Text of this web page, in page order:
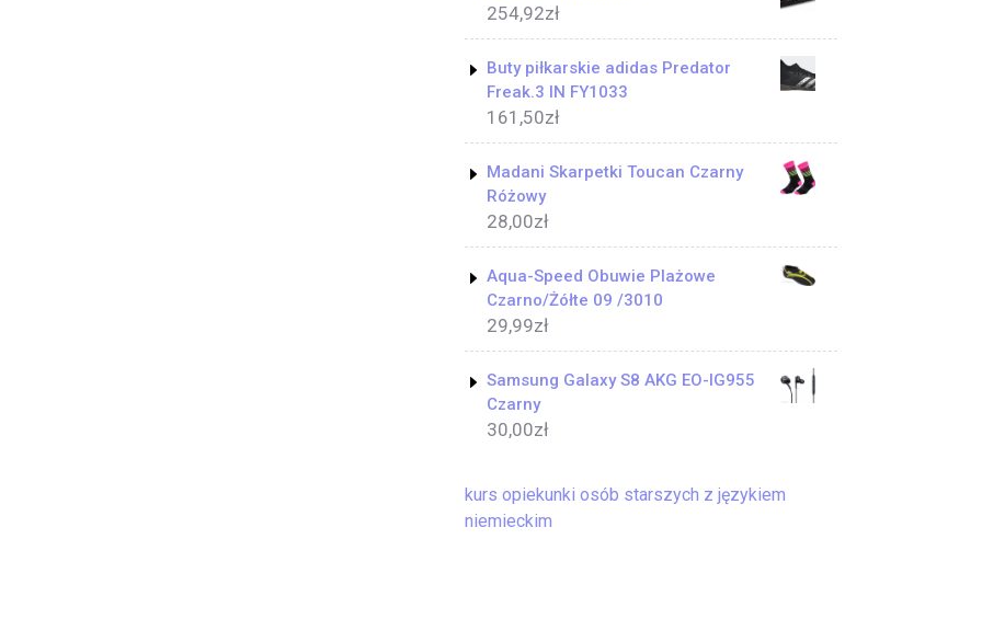
254,92zł
Buty piłkarskie adidas Predator
Freak.3 IN FY1033
161,50zł
Madani Skarpetki Toucan Czarny
Różowy
28,00zł
Aqua-Speed Obuwie Plażowe
Czarno/Żółte 09 /3010
29,99zł
Samsung Galaxy S8 AKG EO-IG955
Czarny
30,00zł
kurs opiekunki osób starszych z językiem
niemieckim